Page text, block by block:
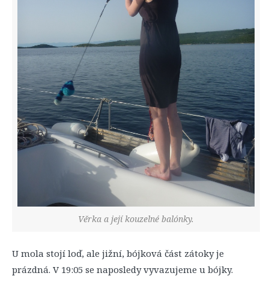
Věrka a její kouzelné balónky.
U mola stojí loď, ale jižní, bójková část zátoky je
prázdná. V 19:05 se naposledy vyvazujeme u bójky.